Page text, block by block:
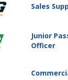
Sales
Junior
Officer